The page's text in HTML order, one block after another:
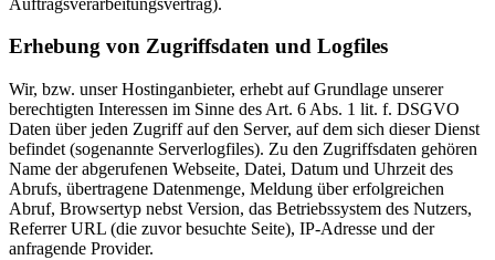
Erhebung von Zugriffsdaten und Logfiles
Wir, bzw. unser Hostinganbieter, erhebt auf Grundlage unserer
berechtigten Interessen im Sinne des Art. 6 Abs. 1 lit. f. DSGVO
Daten über jeden Zugriff auf den Server, auf dem sich dieser Dienst
befindet (sogenannte Serverlogfiles). Zu den Zugriffsdaten gehören
Name der abgerufenen Webseite, Datei, Datum und Uhrzeit des
Abrufs, übertragene Datenmenge, Meldung über erfolgreichen
Abruf, Browsertyp nebst Version, das Betriebssystem des Nutzers,
Referrer URL (die zuvor besuchte Seite), IP-Adresse und der
anfragende Provider.